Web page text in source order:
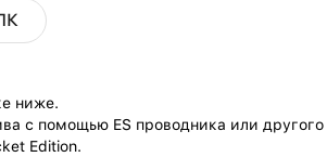
ниже.
с помощью ES проводника или
Edition.